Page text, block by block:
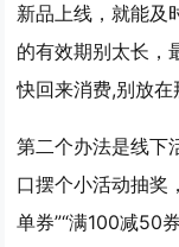
新品上线，就能及
的有效期别太长，
快回来消费,别放在
第二个办法是线下
口摆个小活动抽奖
单券”“满100减50